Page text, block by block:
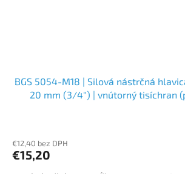
BGS 5054-M18 | Silová nástrčná
20 mm (3/4") | vnútorný tisíchran
€12,40 bez DPH
€15,20